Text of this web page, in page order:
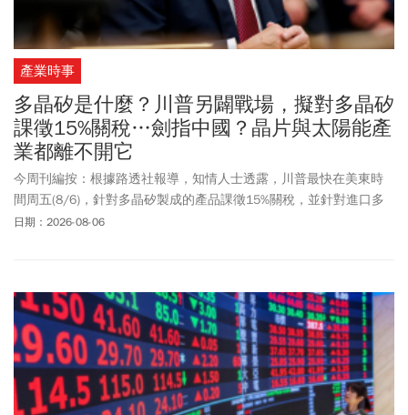
產業時事
多晶矽是什麼？川普另闢戰場，擬對多晶矽
課徵15%關稅…劍指中國？晶片與太陽能產
業都離不開它
今周刊編按：根據路透社報導，知情人士透露，川普最快在美東時
間周五(8/6)，針對多晶矽製成的產品課徵15%關稅，並針對進口多
晶矽、晶圓、太陽能電池及太陽能模組設定最低價格，以保護美國
制系統。純度較低的太陽能級多晶矽則更為常見，是製造晶矽太陽
能板的主要原料。此外，川普2025年祭出的對等關稅，經最高法院
裁定無效後，最新通報顯示，先前徵收的關稅，目前已退還約1000
億美元(約新台幣3兆2272億元)，佔總收取約1660億美元稅款的
60%。
日期：2026-08-06